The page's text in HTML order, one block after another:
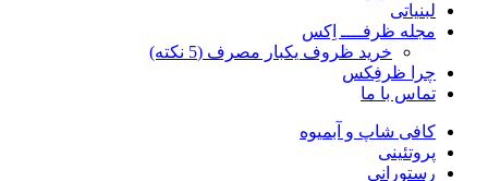
لبنیاتی
مجله ظرفــــ اِکس
خرید ظروف یکبار مصرف (5 نکته)
چرا ظرفِکس
تماس با ما
کافی شاپ و آبمیوه
پروتئینی
رستورانی